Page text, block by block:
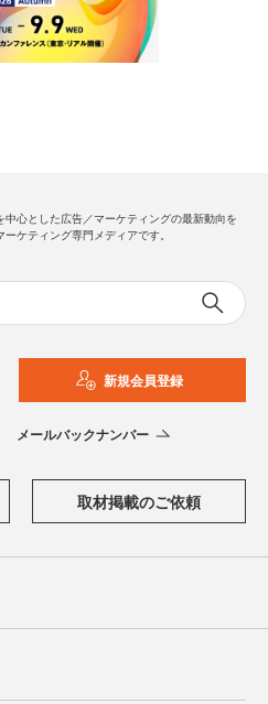
中心とした広告／マーケティングの最新動向を
ーケティング専門メディアです。
新規会員登録
メールバックナンバー
取材掲載のご依頼